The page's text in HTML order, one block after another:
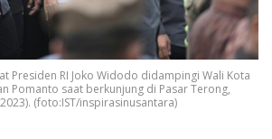
Presiden RI Joko Widodo didampingi Wali Kota
Pomanto saat berkunjung di Pasar Terong,
(foto:IST/inspirasinusantara)